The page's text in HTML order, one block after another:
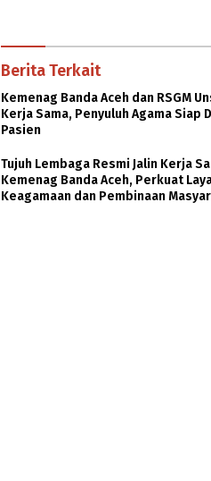
Berita Terkait
Kemenag Banda Aceh dan RSGM
Kerja Sama, Penyuluh Agama Siap
Pasien
Tujuh Lembaga Resmi Jalin Kerja
Kemenag Banda Aceh, Perkuat
Keagamaan dan Pembinaan